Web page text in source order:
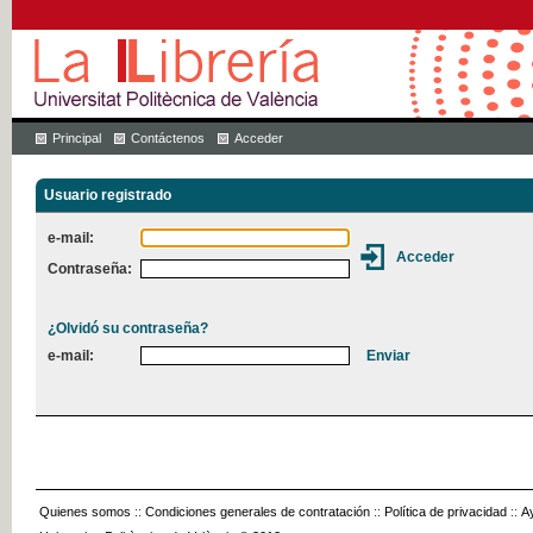
Principal Contáctenos Acceder
Usuario registrado
e-mail:
Contraseña:
¿Olvidó su contraseña?
e-mail:
Quienes somos :: Condiciones generales de contratación :: Política de privacidad ::